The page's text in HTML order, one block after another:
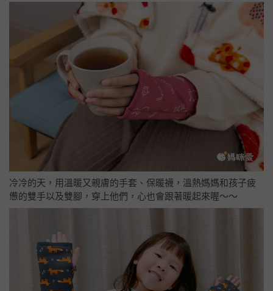
冷冷的天，用溫暖又親膚的手套、保暖襪，溫熱媽媽和孩子疲
憊的雙手以及雙腳，穿上他們，心也會跟著暖起來喔～～